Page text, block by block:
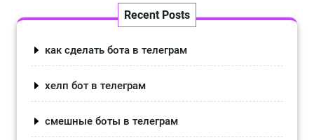
Recent Posts
как сделать бота в телеграм
хелп бот в телеграм
смешные боты в телеграм